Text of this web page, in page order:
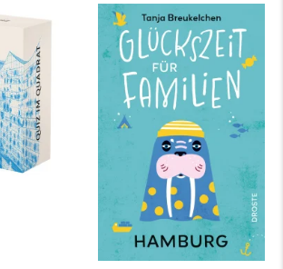
…
Glückszeit für
Familien - Hamburg
mehr Infos …